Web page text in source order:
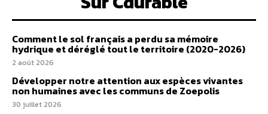
Comment le sol français a perdu sa mémoire
hydrique et déréglé tout le territoire (2020-2026)
2 août 2026
Développer notre attention aux espèces vivantes
non humaines avec les communs de Zoepolis
30 juillet 2026